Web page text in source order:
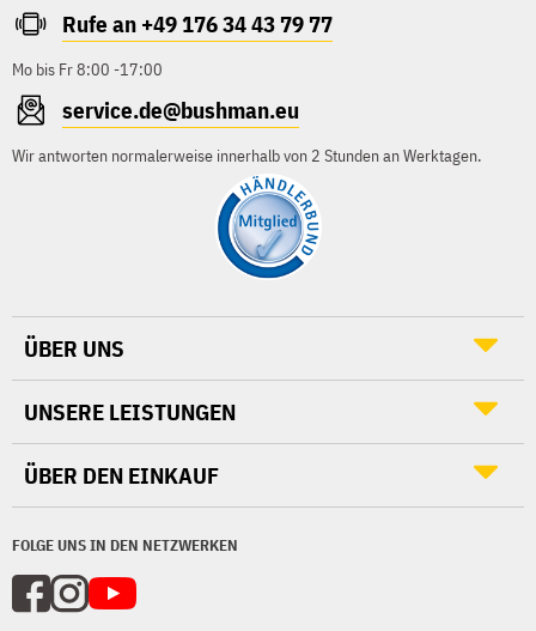
Rufe an +49 176 34 43 79 77
Mo bis Fr 8:00 -17:00
service.de@bushman.eu
Wir antworten normalerweise innerhalb von 2 Stunden an Werktagen.
FOLGE UNS IN DEN NETZWERKEN
ÜBER UNS
UNSERE LEISTUNGEN
ÜBER DEN EINKAUF